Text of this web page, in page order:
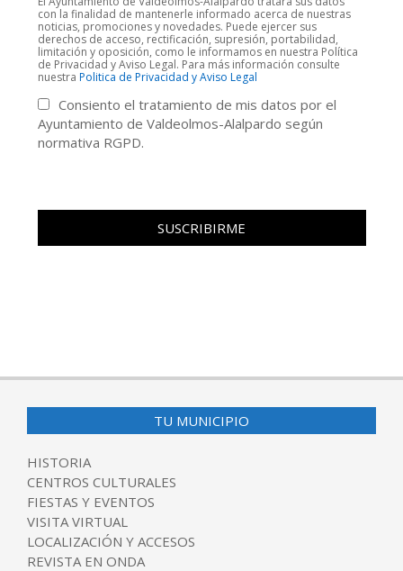
con la finalidad de mantenerle informado acerca de nuestras
noticias, promociones y novedades. Puede ejercer sus
derechos de acceso, rectificación, supresión, portabilidad,
limitación y oposición, como le informamos en nuestra Política
de Privacidad y Aviso Legal. Para más información consulte
nuestra Politica de Privacidad y Aviso Legal
Consiento el tratamiento de mis datos por el
Ayuntamiento de Valdeolmos-Alalpardo según
normativa RGPD.
TU MUNICIPIO
HISTORIA
CENTROS CULTURALES
FIESTAS Y EVENTOS
VISITA VIRTUAL
LOCALIZACIÓN Y ACCESOS
REVISTA EN ONDA